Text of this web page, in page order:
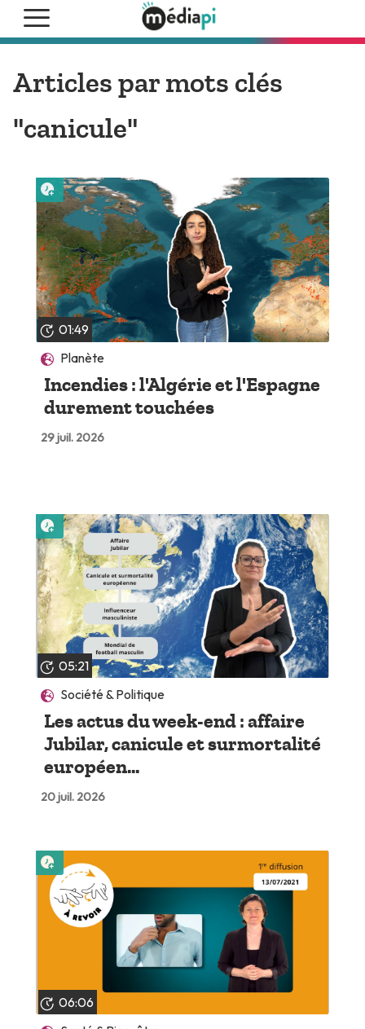
Articles par mots clés
"canicule"
01:49
Planète
Incendies : l'Algérie et l'Espagne
durement touchées
29 juil. 2026
Lire plus tard
05:21
Société & Politique
Les actus du week-end : affaire
Jubilar, canicule et surmortalité
européen...
20 juil. 2026
Lire plus tard
06:06